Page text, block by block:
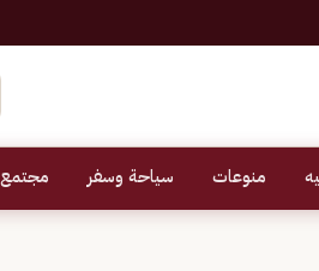
منوعات سياحة وسفر مجتمع